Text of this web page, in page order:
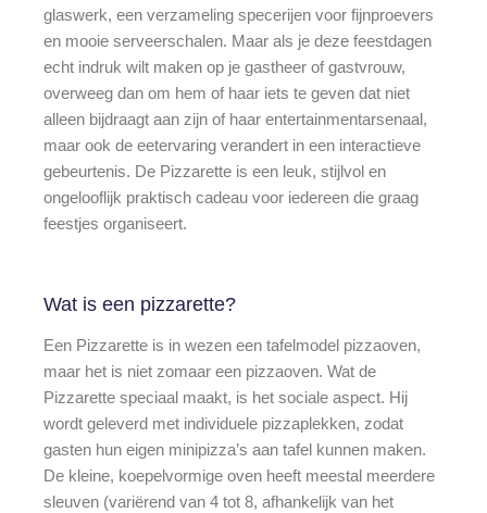
glaswerk, een verzameling specerijen voor fijnproevers
en mooie serveerschalen. Maar als je deze feestdagen
echt indruk wilt maken op je gastheer of gastvrouw,
overweeg dan om hem of haar iets te geven dat niet
alleen bijdraagt aan zijn of haar entertainmentarsenaal,
maar ook de eetervaring verandert in een interactieve
gebeurtenis. De Pizzarette is een leuk, stijlvol en
ongelooflijk praktisch cadeau voor iedereen die graag
feestjes organiseert.
Wat is een pizzarette?
Een Pizzarette is in wezen een tafelmodel pizzaoven,
maar het is niet zomaar een pizzaoven. Wat de
Pizzarette speciaal maakt, is het sociale aspect. Hij
wordt geleverd met individuele pizzaplekken, zodat
gasten hun eigen minipizza’s aan tafel kunnen maken.
De kleine, koepelvormige oven heeft meestal meerdere
sleuven (variërend van 4 tot 8, afhankelijk van het